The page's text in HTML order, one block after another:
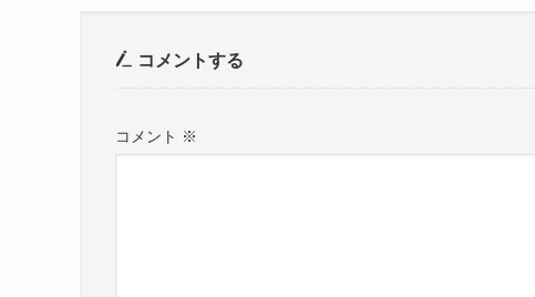
コメントする
コメント ※